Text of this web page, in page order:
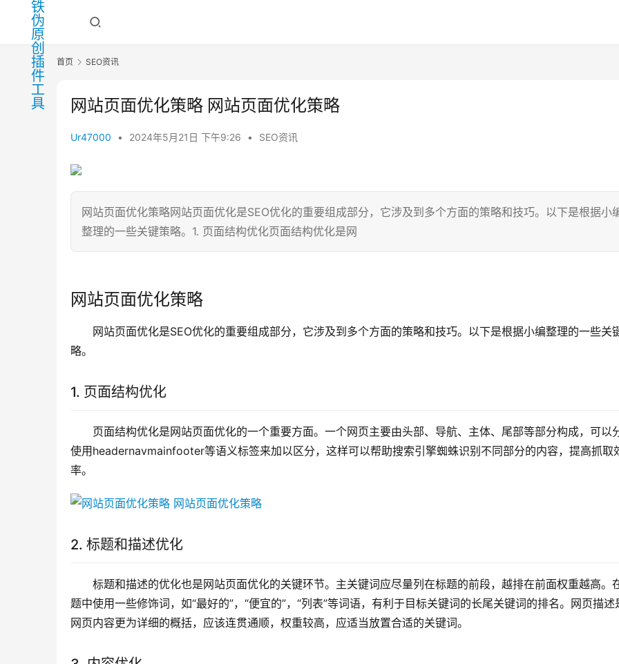
首页 SEO资讯
网站页面优化策略 网站页面优化策略
Ur47000 • 2024年5月21日 下午9:26 • SEO资讯
网站页面优化策略网站页面优化是SEO优化的重要组成部分，它涉及到多个方面的策略和技巧。以下是根据小
整理的一些关键策略。1. 页面结构优化页面结构优化是网
网站页面优化策略
网站页面优化是SEO优化的重要组成部分，它涉及到多个方面的策略和技巧。以下是根据小编整理的一些关
略。
1. 页面结构优化
页面结构优化是网站页面优化的一个重要方面。一个网页主要由头部、导航、主体、尾部等部分构成，可以
使用headernavmainfooter等语义标签来加以区分，这样可以帮助搜索引擎蜘蛛识别不同部分的内容，提高抓取
率。
2. 标题和描述优化
标题和描述的优化也是网站页面优化的关键环节。主关键词应尽量列在标题的前段，越排在前面权重越高。
题中使用一些修饰词，如“最好的”，“便宜的”，“列表”等词语，有利于目标关键词的长尾关键词的排名。网页描述
网页内容更为详细的概括，应该连贯通顺，权重较高，应适当放置合适的关键词。